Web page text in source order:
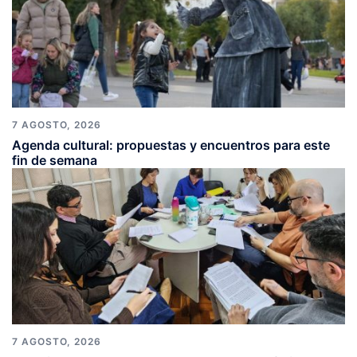
7 AGOSTO, 2026
Agenda cultural: propuestas y encuentros para este
fin de semana
7 AGOSTO, 2026